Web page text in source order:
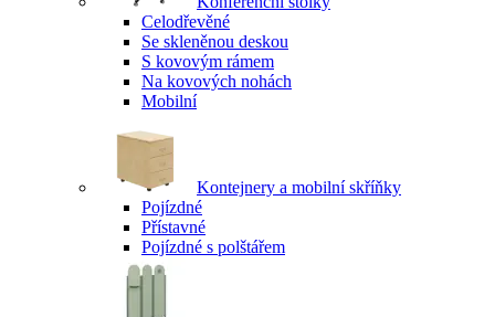
Celodřevěné
Se skleněnou deskou
S kovovým rámem
Na kovových nohách
Mobilní
Kontejnery a mobilní skříňky
Pojízdné
Přístavné
Pojízdné s polštářem